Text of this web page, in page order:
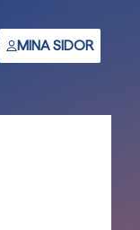
MINA SIDOR